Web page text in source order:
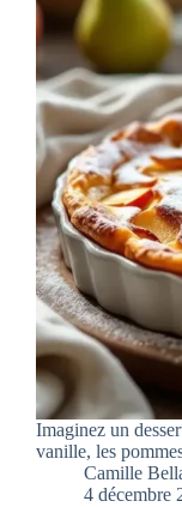
Imaginez un
vanille, les
Camille
4 décembre